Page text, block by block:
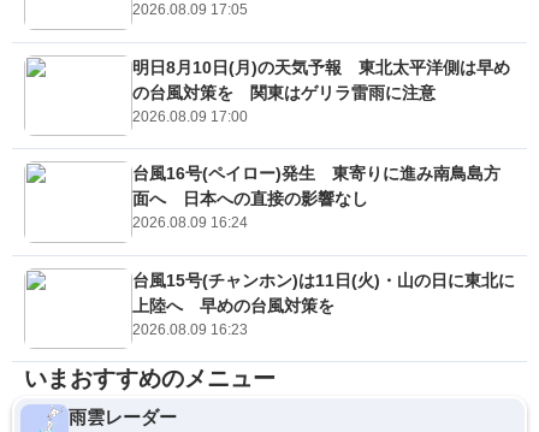
2026.08.09 17:05
明日8月10日(月)の天気予報 東北太平洋側は早め
の台風対策を 関東はゲリラ雷雨に注意
2026.08.09 17:00
台風16号(ペイロー)発生 東寄りに進み南鳥島方
面へ 日本への直接の影響なし
2026.08.09 16:24
台風15号(チャンホン)は11日(火)・山の日に東北に
上陸へ 早めの台風対策を
2026.08.09 16:23
いまおすすめのメニュー
雨雲レーダー